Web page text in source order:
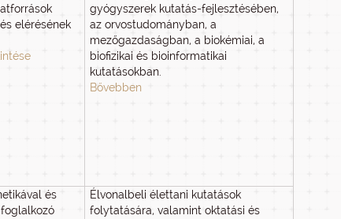
elérésének
gyógyszerek kutatás-fejlesztésében,
az orvostudományban, a
mezőgazdaságban, a biokémiai, a
biofizikai és bioinformatikai
kutatásokban.
Bővebben
és
Élvonalbeli élettani kutatások
folytatására, valamint oktatási és